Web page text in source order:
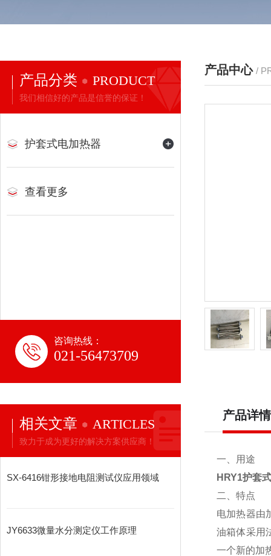
产品分类 PRODUCT
我们相信好的产品是信誉的保证！
护套式电加热器
查看更多
咨询热线：
021-56473709
相关文章 ARTICLES
致力于成为更好的解决方案供应商！
SX-6416钳形接地电阻测试仪应用领域
JY6633微量水分测定仪工作原理
产品中心 /
产品详情
一、用途
HRY1护套
二、特点
电加热器由
油箱体采用
一个新的加